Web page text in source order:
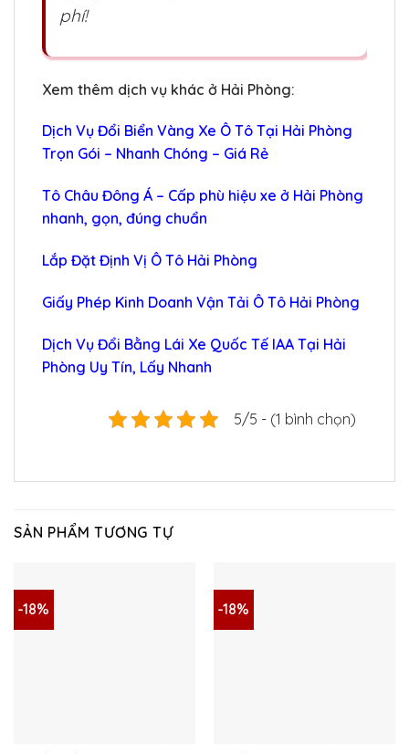
phí!
Xem thêm dịch vụ khác ở Hải Phòng:
Dịch Vụ Đổi Biển Vàng Xe Ô Tô Tại Hải Phòng
Trọn Gói – Nhanh Chóng – Giá Rẻ
Tô Châu Đông Á – Cấp phù hiệu xe ở Hải Phòng
nhanh, gọn, đúng chuẩn
Lắp Đặt Định Vị Ô Tô Hải Phòng
Giấy Phép Kinh Doanh Vận Tải Ô Tô Hải Phòng
Dịch Vụ Đổi Bằng Lái Xe Quốc Tế IAA Tại Hải
Phòng Uy Tín, Lấy Nhanh
5/5 - (1 bình chọn)
SẢN PHẨM TƯƠNG TỰ
-18% -18%